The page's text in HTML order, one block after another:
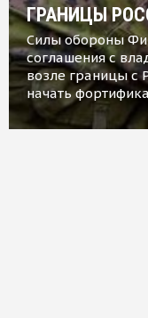
ГРАНИЦЫ
Силы обороны
соглашения с
возле границы с
начать